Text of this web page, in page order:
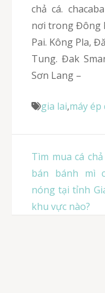
chả cá.
nơi trong Đông
Pai. Kông Pla,
Tung. Đak
Sơn Lang –
gia lai,máy ép
Điều
hướng
bài
viết
Tìm mua cá
bán bánh mì
nóng tại tỉnh
khu vực nào?